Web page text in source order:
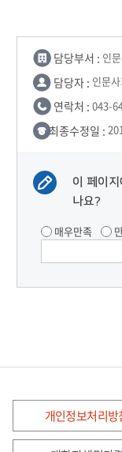
담당부서 : 인
담당자 : 인문
연락처 : 043-
최종수정일 :
이 페이
나요?
매우만족
개인정보처리방